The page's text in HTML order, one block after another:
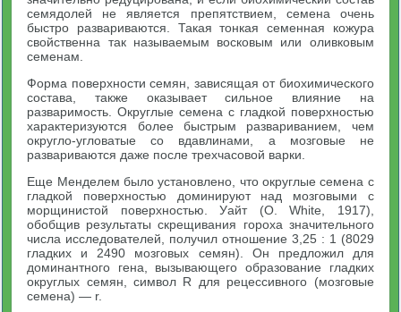
семядолей не является препятствием, семена очень
быстро развариваются. Такая тонкая семенная кожура
свойственна так называемым восковым или оливковым
семенам.
Форма поверхности семян, зависящая от биохимического
состава, также оказывает сильное влияние на
разваримость. Округлые семена с гладкой поверхностью
характеризуются более быстрым развариванием, чем
округло-угловатые со вдавлинами, а мозговые не
развариваются даже после трехчасовой варки.
Еще Менделем было установлено, что округлые семена с
гладкой поверхностью доминируют над мозговыми с
морщинистой поверхностью. Уайт (О. White, 1917),
обобщив результаты скрещивания гороха значительного
числа исследователей, получил отношение 3,25 : 1 (8029
гладких и 2490 мозговых семян). Он предложил для
доминантного гена, вызывающего образование гладких
округлых семян, символ R для рецессивного (мозговые
семена) — r.